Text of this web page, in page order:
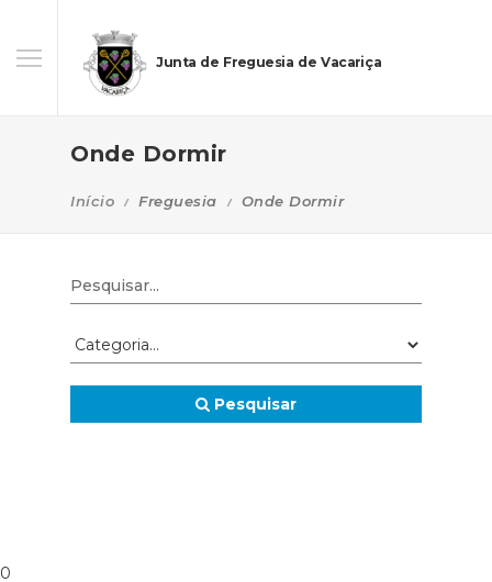
Junta de Freguesia de Vacariça
Onde Dormir
Início Freguesia Onde Dormir
Pesquisar
0